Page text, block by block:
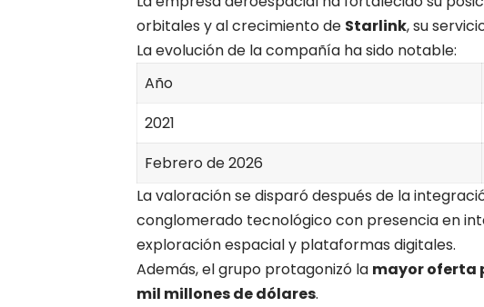
orbitales y al crecimiento de Starlink, su
La evolución de la compañía ha sido notable:
Año
2021
Febrero de 2026
La valoración se disparó después de la
conglomerado tecnológico con presencia en
exploración espacial y plataformas digitales.
Además, el grupo protagonizó la mayor oferta
mil millones de dólares.